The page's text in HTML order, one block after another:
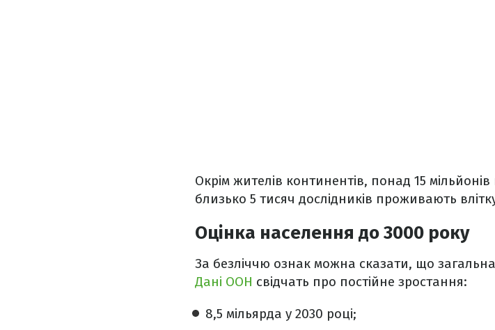
Окрім жителів континентів, понад 15
близько 5 тисяч дослідників проживають
Оцінка населення до 3000 року
За безліччю ознак можна сказати, що
Дані ООН свідчать про постійне зростання:
8,5 мільярда у 2030 році;